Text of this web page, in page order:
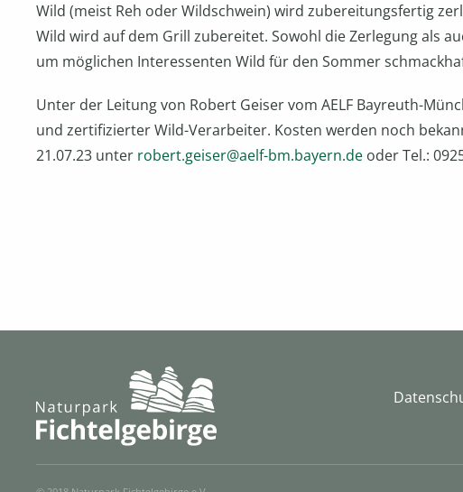
Wild (meist Reh oder Wildschwein) wird zubereitungsfertig
Wild wird auf dem Grill zubereitet. Sowohl die Zerlegung als
um möglichen Interessenten Wild für den Sommer
Unter der Leitung von Robert Geiser vom AELF Bayreuth-
und zertifizierter Wild-Verarbeiter. Kosten werden noch
21.07.23 unter robert.geiser@aelf-bm.bayern.de oder Tel.: